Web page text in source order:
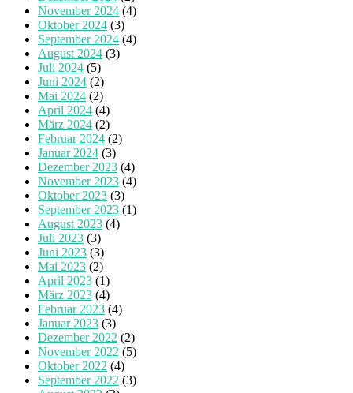
November 2024 (4)
Oktober 2024 (3)
September 2024 (4)
August 2024 (3)
Juli 2024 (5)
Juni 2024 (2)
Mai 2024 (2)
April 2024 (4)
März 2024 (2)
Februar 2024 (2)
Januar 2024 (3)
Dezember 2023 (4)
November 2023 (4)
Oktober 2023 (3)
September 2023 (1)
August 2023 (4)
Juli 2023 (3)
Juni 2023 (3)
Mai 2023 (2)
April 2023 (1)
März 2023 (4)
Februar 2023 (4)
Januar 2023 (3)
Dezember 2022 (2)
November 2022 (5)
Oktober 2022 (4)
September 2022 (3)